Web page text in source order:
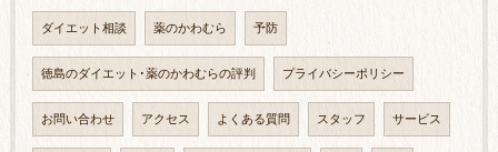
ダイエット相談 薬のかわむら 予防
徳島のダイエット･薬のかわむらの評判 プライバシーポリシー
お問い合わせ アクセス よくある質問 スタッフ サービス